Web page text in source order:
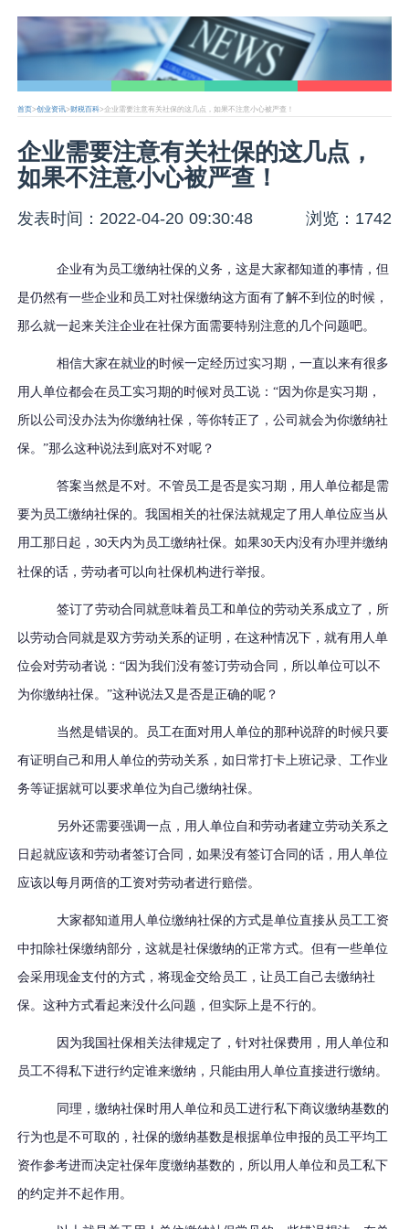
首页>创业资讯>财税百科>企业需要注意有关社保的这几点，如果不注意小心被严查！
企业需要注意有关社保的这几点，
如果不注意小心被严查！
发表时间：2022-04-20 09:30:48 浏览：1742
企业有为员工缴纳社保的义务，这是大家都知道的事情，但
是仍然有一些企业和员工对社保缴纳这方面有了解不到位的时候，
那么就一起来关注企业在社保方面需要特别注意的几个问题吧。
相信大家在就业的时候一定经历过实习期，一直以来有很多
用人单位都会在员工实习期的时候对员工说：“因为你是实习期，
所以公司没办法为你缴纳社保，等你转正了，公司就会为你缴纳社
保。”那么这种说法到底对不对呢？
答案当然是不对。不管员工是否是实习期，用人单位都是需
要为员工缴纳社保的。我国相关的社保法就规定了用人单位应当从
用工那日起， 30天内为员工缴纳社保。如果30天内没有办理并缴纳
社保的话，劳动者可以向社保机构进行举报。
签订了劳动合同就意味着员工和单位的劳动关系成立了，所
以劳动合同就是双方劳动关系的证明，在这种情况下，就有用人单
位会对劳动者说：“因为我们没有签订劳动合同，所以单位可以不
为你缴纳社保。”这种说法又是否是正确的呢？
当然是错误的。员工在面对用人单位的那种说辞的时候只要
有证明自己和用人单位的劳动关系，如日常打卡上班记录、工作业
务等证据就可以要求单位为自己缴纳社保。
另外还需要强调一点，用人单位自和劳动者建立劳动关系之
日起就应该和劳动者签订合同，如果没有签订合同的话，用人单位
应该以每月两倍的工资对劳动者进行赔偿。
大家都知道用人单位缴纳社保的方式是单位直接从员工工资
中扣除社保缴纳部分，这就是社保缴纳的正常方式。但有一些单位
会采用现金支付的方式，将现金交给员工，让员工自己去缴纳社
保。这种方式看起来没什么问题，但实际上是不行的。
因为我国社保相关法律规定了，针对社保费用，用人单位和
员工不得私下进行约定谁来缴纳，只能由用人单位直接进行缴纳。
同理，缴纳社保时用人单位和员工进行私下商议缴纳基数的
行为也是不可取的，社保的缴纳基数是根据单位申报的员工平均工
资作参考进而决定社保年度缴纳基数的，所以用人单位和员工私下
的约定并不起作用。